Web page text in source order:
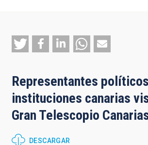
a
la
navegación
Representantes
instituciones canarias
Gran Telescopio
DESCARGAR